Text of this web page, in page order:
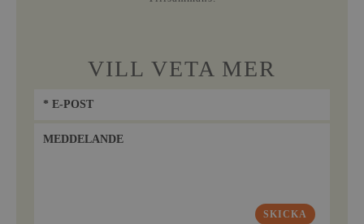
VILL VETA MER